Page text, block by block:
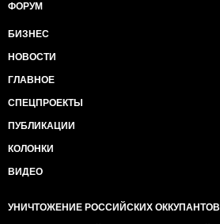
ФОРУМ
БИЗНЕС
НОВОСТИ
ГЛАВНОЕ
СПЕЦПРОЕКТЫ
ПУБЛИКАЦИИ
КОЛОНКИ
ВИДЕО
УНИЧТОЖЕНИЕ РОССИЙСКИХ ОККУПАНТОВ